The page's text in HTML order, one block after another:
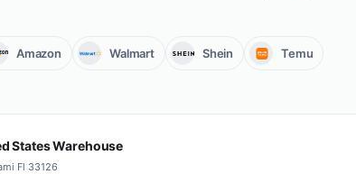
Amazon Walmart Shein Temu
States Warehouse
Fl 33126